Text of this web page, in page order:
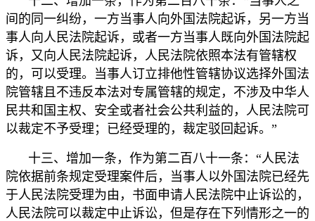
间的同一纠纷，一方当事人向外国法院起诉，另一方当
事人向人民法院起诉，或者一方当事人既向外国法院起
诉，又向人民法院起诉，人民法院依照本法有管辖权
的，可以受理。当事人订立排他性管辖协议选择外国法
院管辖且不违反本法对专属管辖的规定，不涉及中华人
民共和国主权、安全或者社会公共利益的，人民法院可
以裁定不予受理；已经受理的，裁定驳回起诉。”
十三、增加一条，作为第二百八十一条：“人民法
院依据前条规定受理案件后，当事人以外国法院已经先
于人民法院受理为由，书面申请人民法院中止诉讼的，
人民法院可以裁定中止诉讼，但是存在下列情形之一的